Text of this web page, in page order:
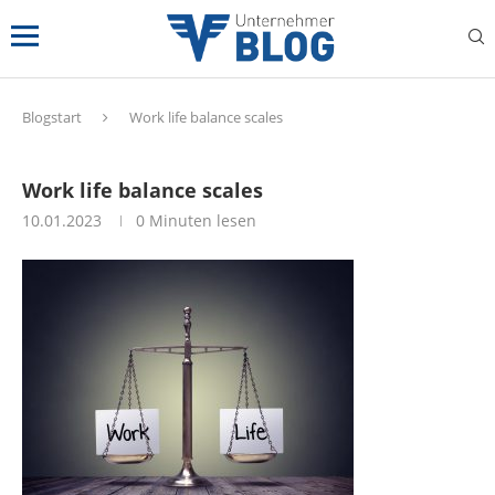
Blogstart Work life balance scales
Work life balance scales
10.01.2023 0 Minuten lesen